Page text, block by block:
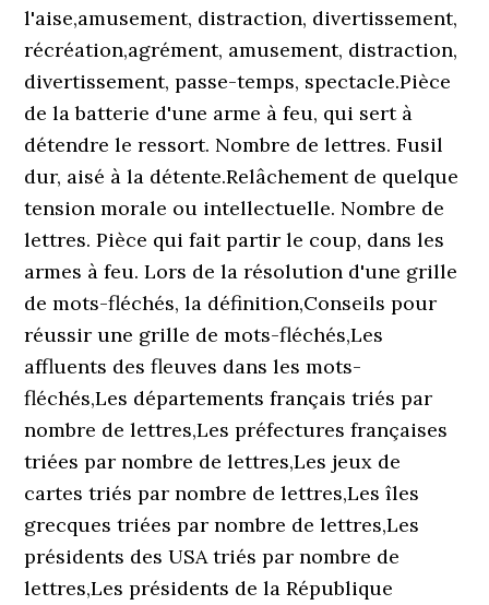
l'aise,amusement, distraction, divertissement,
récréation,agrément, amusement, distraction,
divertissement, passe-temps, spectacle.Pièce
de la batterie d'une arme à feu, qui sert à
détendre le ressort. Nombre de lettres. Fusil
dur, aisé à la détente.Relâchement de quelque
tension morale ou intellectuelle. Nombre de
lettres. Pièce qui fait partir le coup, dans les
armes à feu. Lors de la résolution d'une grille
de mots-fléchés, la définition,Conseils pour
réussir une grille de mots-fléchés,Les
affluents des fleuves dans les mots-
fléchés,Les départements français triés par
nombre de lettres,Les préfectures françaises
triées par nombre de lettres,Les jeux de
cartes triés par nombre de lettres,Les îles
grecques triées par nombre de lettres,Les
présidents des USA triés par nombre de
lettres,Les présidents de la République